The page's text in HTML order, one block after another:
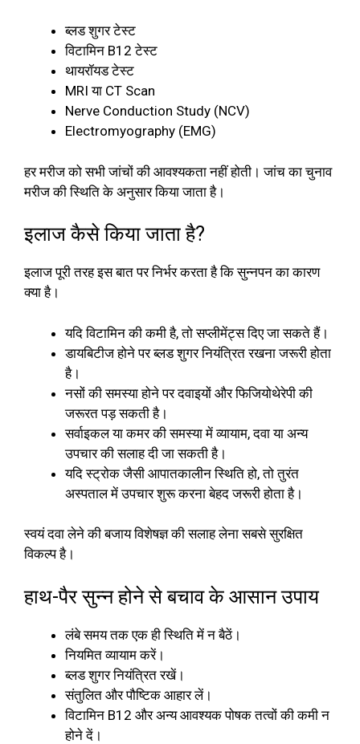
ब्लड शुगर टेस्ट
विटामिन B12 टेस्ट
थायरॉयड टेस्ट
MRI या CT Scan
Nerve Conduction Study (NCV)
Electromyography (EMG)
हर मरीज को सभी जांचों की आवश्यकता नहीं होती। जांच का चुनाव
मरीज की स्थिति के अनुसार किया जाता है।
इलाज कैसे किया जाता है?
इलाज पूरी तरह इस बात पर निर्भर करता है कि सुन्नपन का कारण
क्या है।
यदि विटामिन की कमी है, तो सप्लीमेंट्स दिए जा सकते हैं।
डायबिटीज होने पर ब्लड शुगर नियंत्रित रखना जरूरी होता
है।
नसों की समस्या होने पर दवाइयों और फिजियोथेरेपी की
जरूरत पड़ सकती है।
सर्वाइकल या कमर की समस्या में व्यायाम, दवा या अन्य
उपचार की सलाह दी जा सकती है।
यदि स्ट्रोक जैसी आपातकालीन स्थिति हो, तो तुरंत
अस्पताल में उपचार शुरू करना बेहद जरूरी होता है।
स्वयं दवा लेने की बजाय विशेषज्ञ की सलाह लेना सबसे सुरक्षित
विकल्प है।
हाथ-पैर सुन्न होने से बचाव के आसान उपाय
लंबे समय तक एक ही स्थिति में न बैठें।
नियमित व्यायाम करें।
ब्लड शुगर नियंत्रित रखें।
संतुलित और पौष्टिक आहार लें।
विटामिन B12 और अन्य आवश्यक पोषक तत्वों की कमी न
होने दें।